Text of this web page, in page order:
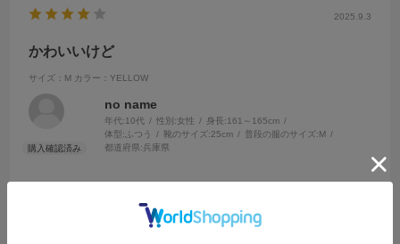
2025.9.3
かわいいけど
サイズ：M カラー：YELLOW
no name
年代:10代 性別:女性 身長:161～165cm
体型: ふつう 靴のサイズ:25cm 普段の服のサイズ:M
都道府県: 兵庫県
新品なのに袋を開けると匂いがきつかったです。苦手な匂いだったの
で一回手洗いしてから着用しました。現在匂いは気になってません。